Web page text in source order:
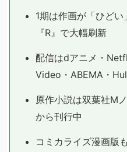
1期は作画が「ひど
『R』で大幅刷新
配信はdアニメ・
Video・ABEMA・
原作小説は双葉社M
から刊行中
コミカライズ漫画版